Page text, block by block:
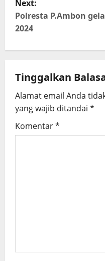
n
a
v
i
g
a
t
Next:
Polresta P.Ambon
2024
Tinggalkan
Alamat email Anda
yang wajib ditandai *
Komentar*